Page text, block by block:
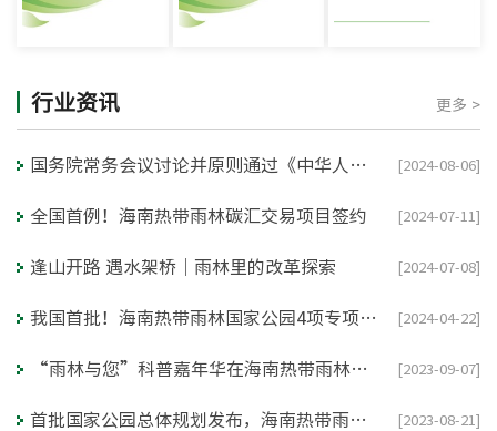
行业资讯 更多 >
[2024-08-06]
国务院常务会议讨论并原则通过《中华人民共和国国家公园法（草案）》
[2024-07-11]
全国首例！海南热带雨林碳汇交易项目签约
[2024-07-08]
逢山开路 遇水架桥｜雨林里的改革探索
[2024-04-22]
我国首批！海南热带雨林国家公园4项专项规划通过评审
[2023-09-07]
“雨林与您”科普嘉年华在海南热带雨林国家公园启动
[2023-08-21]
首批国家公园总体规划发布，海南热带雨林国家公园这样建设→